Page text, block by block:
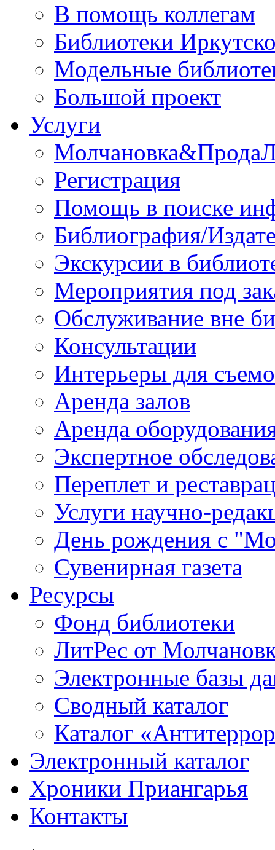
В помощь коллегам
Библиотеки
Модельные
Большой проект
Услуги
Регистрация
Помощь в поиске
Библиография/
Экскурсии в
Мероприятия под
Обслуживание вне
Консультации
Интерьеры для
Аренда залов
Аренда
Экспертное
Переплет и
Услуги научно-
День рождения с
Сувенирная газета
Ресурсы
Фонд библиотеки
ЛитРес от
Электронные базы
Сводный каталог
Каталог
Электронный каталог
Хроники Приангарья
Контакты